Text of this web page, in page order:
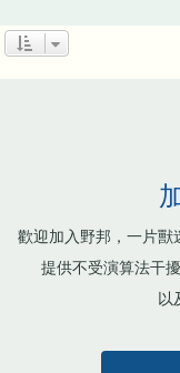
歡迎加入野邦，一片獸
提供不受演算法干
以